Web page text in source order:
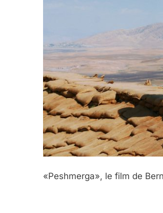
«Peshmerga», le film de